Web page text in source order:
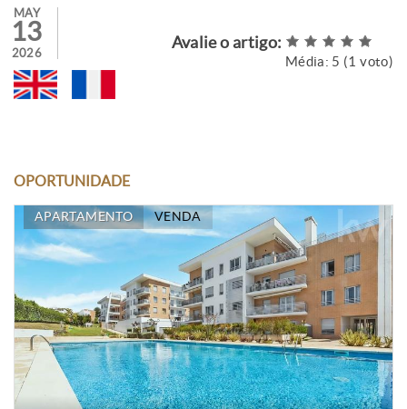
Avalie o artigo:
Média: 5 (1 voto)
MAY
13
2026
OPORTUNIDADE
APARTAMENTO VENDA